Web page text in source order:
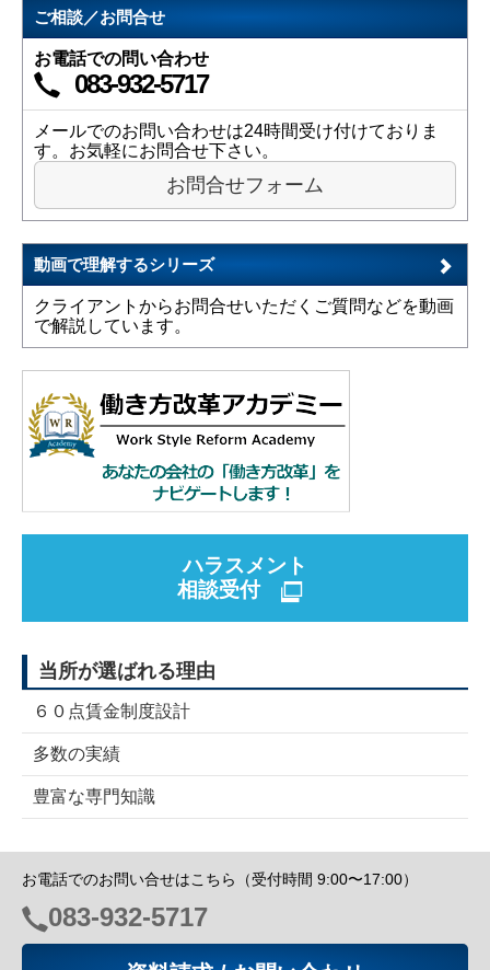
ご相談／お問合せ
お電話での問い合わせ
083-932-5717
メールでのお問い合わせは24時間受け付けておりま
す。お気軽にお問合せ下さい。
お問合せフォーム
動画で理解するシリーズ
クライアントからお問合せいただくご質問などを動画
で解説しています。
ハラスメント
相談受付
当所が選ばれる理由
６０点賃金制度設計
多数の実績
豊富な専門知識
お電話でのお問い合せはこちら（受付時間 9:00〜17:00）
電
話
083-932-5717